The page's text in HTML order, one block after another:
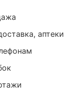
аптеки